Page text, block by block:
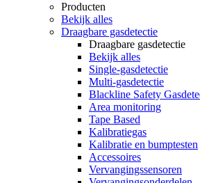
Producten
Bekijk alles
Draagbare gasdetectie
Draagbare gasdetectie
Bekijk alles
Single-gasdetectie
Multi-gasdetectie
Blackline Safety
Area monitoring
Tape Based
Kalibratiegas
Kalibratie en bumptesten
Accessoires
Vervangingssensoren